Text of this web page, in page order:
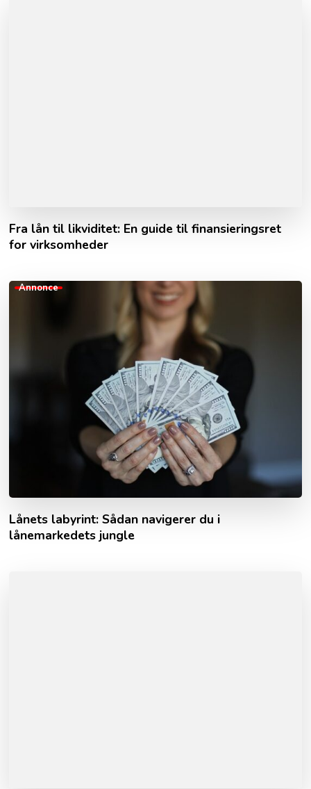
Fra lån til likviditet: En guide til finansieringsret
for virksomheder
Annonce
Lånets labyrint: Sådan navigerer du i
lånemarkedets jungle